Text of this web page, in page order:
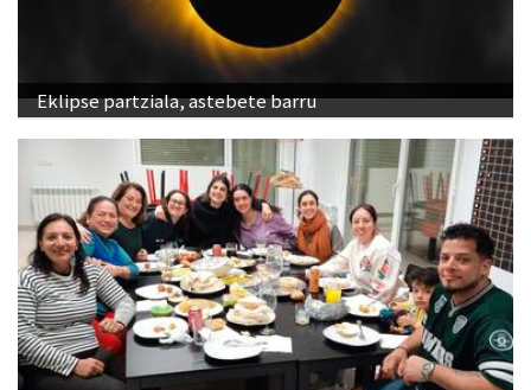
Eklipse partziala, astebete barru